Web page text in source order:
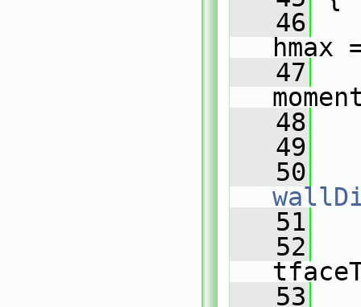
   46
hmax
   47
   48
   49
   50
   51
   52
   53